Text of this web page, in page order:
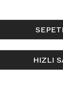
HIZLI